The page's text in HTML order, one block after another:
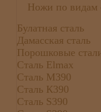
Ножи по видам
Булатная сталь
Дамасская сталь
Порошковые
Сталь Elmax
Сталь М390
Сталь К390
Сталь S390